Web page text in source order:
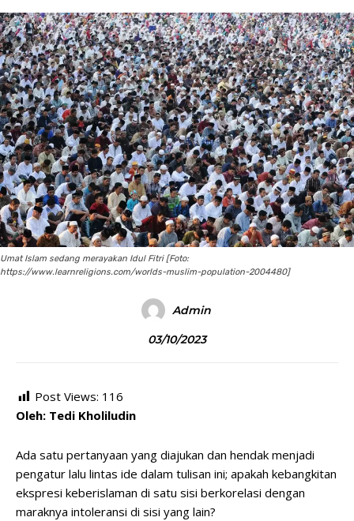
Umat Islam sedang merayakan Idul Fitri [Foto:
https://www.learnreligions.com/worlds-muslim-population-2004480]
Admin
03/10/2023
Post Views: 116
Oleh: Tedi Kholiludin
Ada satu pertanyaan yang diajukan dan hendak menjadi
pengatur lalu lintas ide dalam tulisan ini; apakah kebangkitan
ekspresi keberislaman di satu sisi berkorelasi dengan
maraknya intoleransi di sisi yang lain?